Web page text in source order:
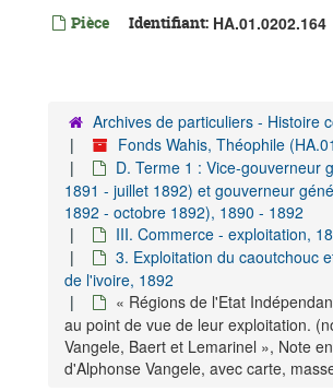
Pièce Identifiant: HA.01.0202.164
Archives de particuliers - Histoire
Fonds Wahis, Théophile
D. Terme 1 : Vice-gouverneur
1891 - juillet 1892) et gouverneur
1892 - octobre 1892), 1890 - 1892
III. Commerce - exploitation,
3. Exploitation du caoutchouc
de l'ivoire, 1892
« Régions de l'Etat
au point de vue de leur exploitation.
Vangele, Baert et Lemarinel », Note
d'Alphonse Vangele, avec carte,